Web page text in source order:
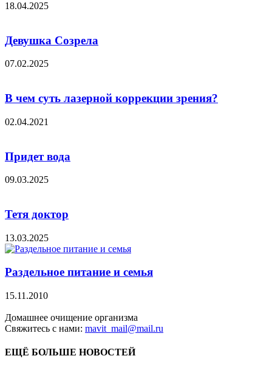
18.04.2025
Девушка Созрела
07.02.2025
В чем суть лазерной коррекции зрения?
02.04.2021
Придет вода
09.03.2025
Тетя доктор
13.03.2025
Раздельное питание и семья
15.11.2010
Домашнее очищение организма
Свяжитесь с нами: mavit_mail@mail.ru
ЕЩЁ БОЛЬШЕ НОВОСТЕЙ